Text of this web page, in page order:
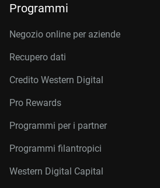
Programmi
Negozio online per aziende
Recupero dati
Credito Western Digital
Pro Rewards
Programmi per i partner
Programmi filantropici
Western Digital Capital